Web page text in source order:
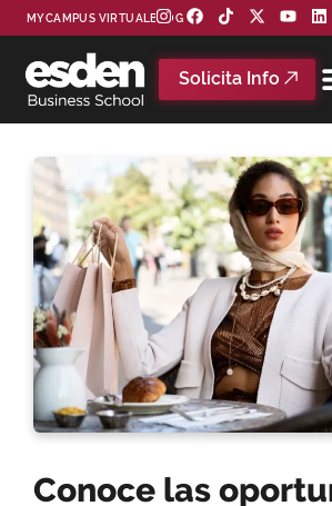
MYCAMPUS VIRTUAL BLOG
Solicita Info
Conoce las